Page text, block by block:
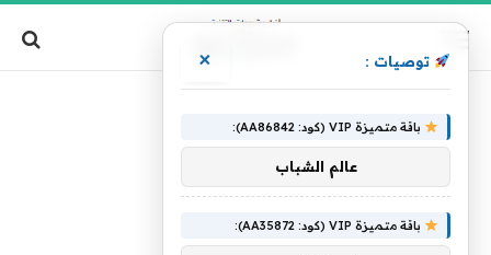
الرئيسية »ويحذر
توصيات : ×
باقة متميزة VIP (كود: AA86842):
عالم الشباب
باقة متميزة VIP (كود: AA35872):